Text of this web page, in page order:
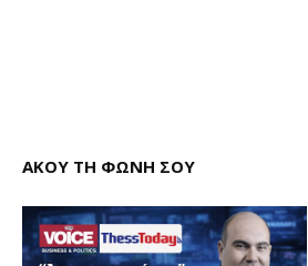
ΑΚΟΥ ΤΗ ΦΩΝΗ ΣΟΥ